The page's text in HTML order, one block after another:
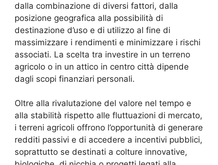
dalla combinazione di diversi fattori, dalla
posizione geografica alla possibilità di
destinazione d’uso e di utilizzo al fine di
massimizzare i rendimenti e minimizzare i rischi
associati. La scelta tra investire in un terreno
agricolo o in un attico in centro città dipende
dagli scopi finanziari personali.
Oltre alla rivalutazione del valore nel tempo e
alla stabilità rispetto alle fluttuazioni di mercato,
i terreni agricoli offrono l’opportunità di generare
redditi passivi e di accedere a incentivi pubblici,
soprattutto se destinati a colture innovative,